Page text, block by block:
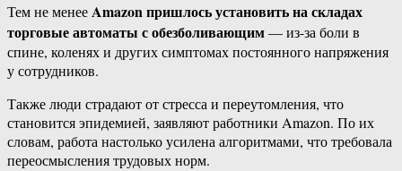
Тем не менееAmazon пришлось установить на складах
торговые автоматы с обезболивающим— из-за боли в
спине, коленях и других симптомах постоянного напряжения
у сотрудников.
Также люди страдают от стресса и переутомления, что
становится эпидемией, заявляют работники Amazon. По их
словам, работа настолько усилена алгоритмами, что требовала
переосмысления трудовых норм.